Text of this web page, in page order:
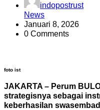
indopostrust
News
Januari 8, 2026
0 Comments
foto ist
JAKARTA – Perum
strategisnya sebagai
keberhasilan